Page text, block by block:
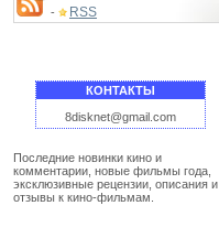
- RSS
КОНТАКТЫ
8disknet@gmail.com
Последние новинки кино и
комментарии, новые фильмы года,
эксклюзивные рецензии, описания и
отзывы к кино-фильмам.